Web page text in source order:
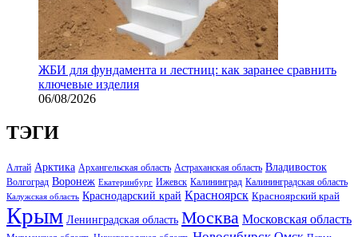
ЖБИ для фундамента и лестниц: как заранее сравнить
ключевые изделия
06/08/2026
ТЭГИ
Алтай Арктика Архангельская область Астраханская область Владивосток
Волгоград Воронеж Екатеринбург Ижевск Калининград Калининградская область
Калужская область Краснодарский край Красноярск Красноярский край
Крым Ленинградская область Москва Московская область